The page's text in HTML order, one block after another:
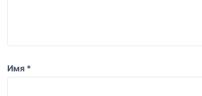
и
я
Имя *